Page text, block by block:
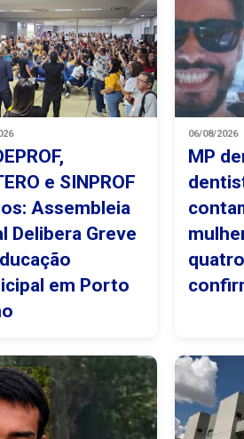
e SINPROF
Assembleia
Delibera Greve
em Porto
06/08/2026
MP